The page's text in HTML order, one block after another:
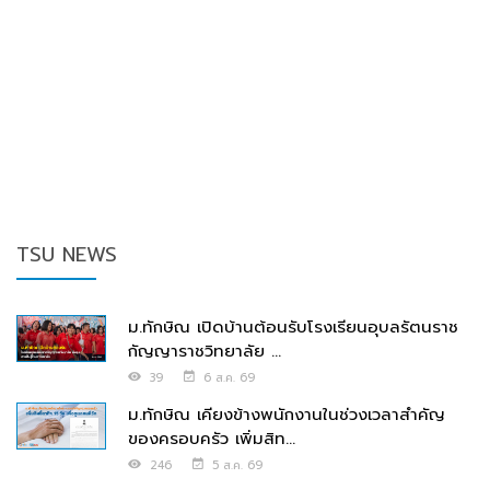
TSU NEWS
ม.ทักษิณ เปิดบ้านต้อนรับโรงเรียนอุบลรัตนราช
กัญญาราชวิทยาลัย ...
39 6 ส.ค. 69
ม.ทักษิณ เคียงข้างพนักงานในช่วงเวลาสำคัญ
ของครอบครัว เพิ่มสิท...
246 5 ส.ค. 69